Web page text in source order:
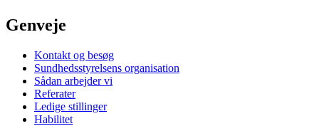
Genveje
Kontakt og besøg
Sundhedsstyrelsens organisation
Sådan arbejder vi
Referater
Ledige stillinger
Habilitet